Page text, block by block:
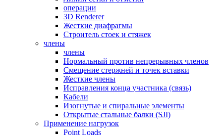
операции
3D Renderer
Жесткие диафрагмы
Строитель стоек и стяжек
члены
члены
Нормальный против непрерывных членов
Смещение стержней и точек вставки
Жесткие члены
Исправления конца участника (связь)
Кабели
Изогнутые и спиральные элементы
Открытые стальные балки (SJI)
Применение нагрузок
Point Loads